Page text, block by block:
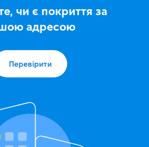
чи є покриття за
адресою
Перевірити